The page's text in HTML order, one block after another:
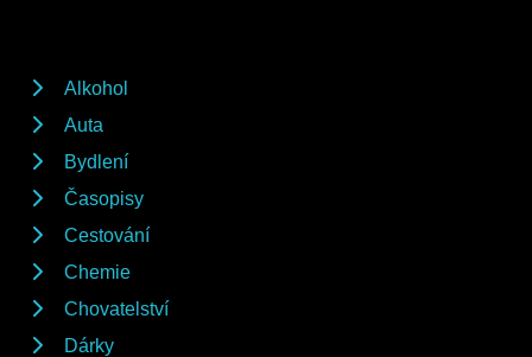
Alkohol
Auta
Bydlení
Časopisy
Cestování
Chemie
Chovatelství
Dárky